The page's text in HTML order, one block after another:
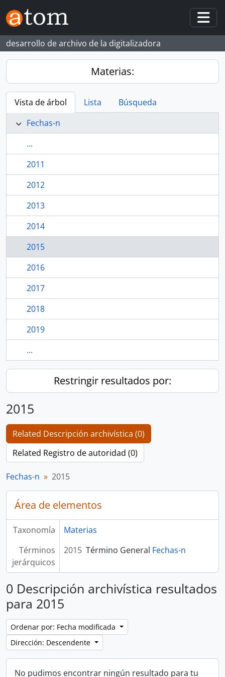
Skip to main content
desarrollo de archivo de la digitalizadora
Materias:
Vista de árbol Lista
Búsqueda
Fechas-n
...
2011
2012
2013
2014
2015
2016
2017
2018
2019
...
Restringir resultados por:
2015
Related Descripción archivística (0)
Related Registro de autoridad (0)
Fechas-n 2015
Área de elementos
Taxonomía
Materias
Términos
jerárquicos
2015 Término General Fechas-n
0 Descripción archivística resultados
para 2015
Ordenar por: Fecha modificada
Dirección: Descendente
No pudimos encontrar ningún resultado para tu